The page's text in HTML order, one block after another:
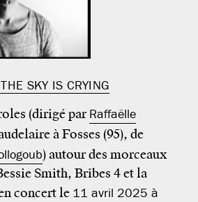
SKY IS CRYING
(dirigé par Raffaëlle
à Fosses (95), de
) autour des morceaux
Smith, Bribes 4 et la
concert le 11 avril 2025 à